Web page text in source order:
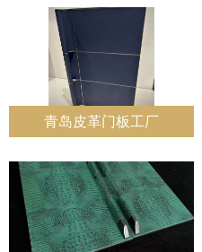
青岛皮革门板工厂